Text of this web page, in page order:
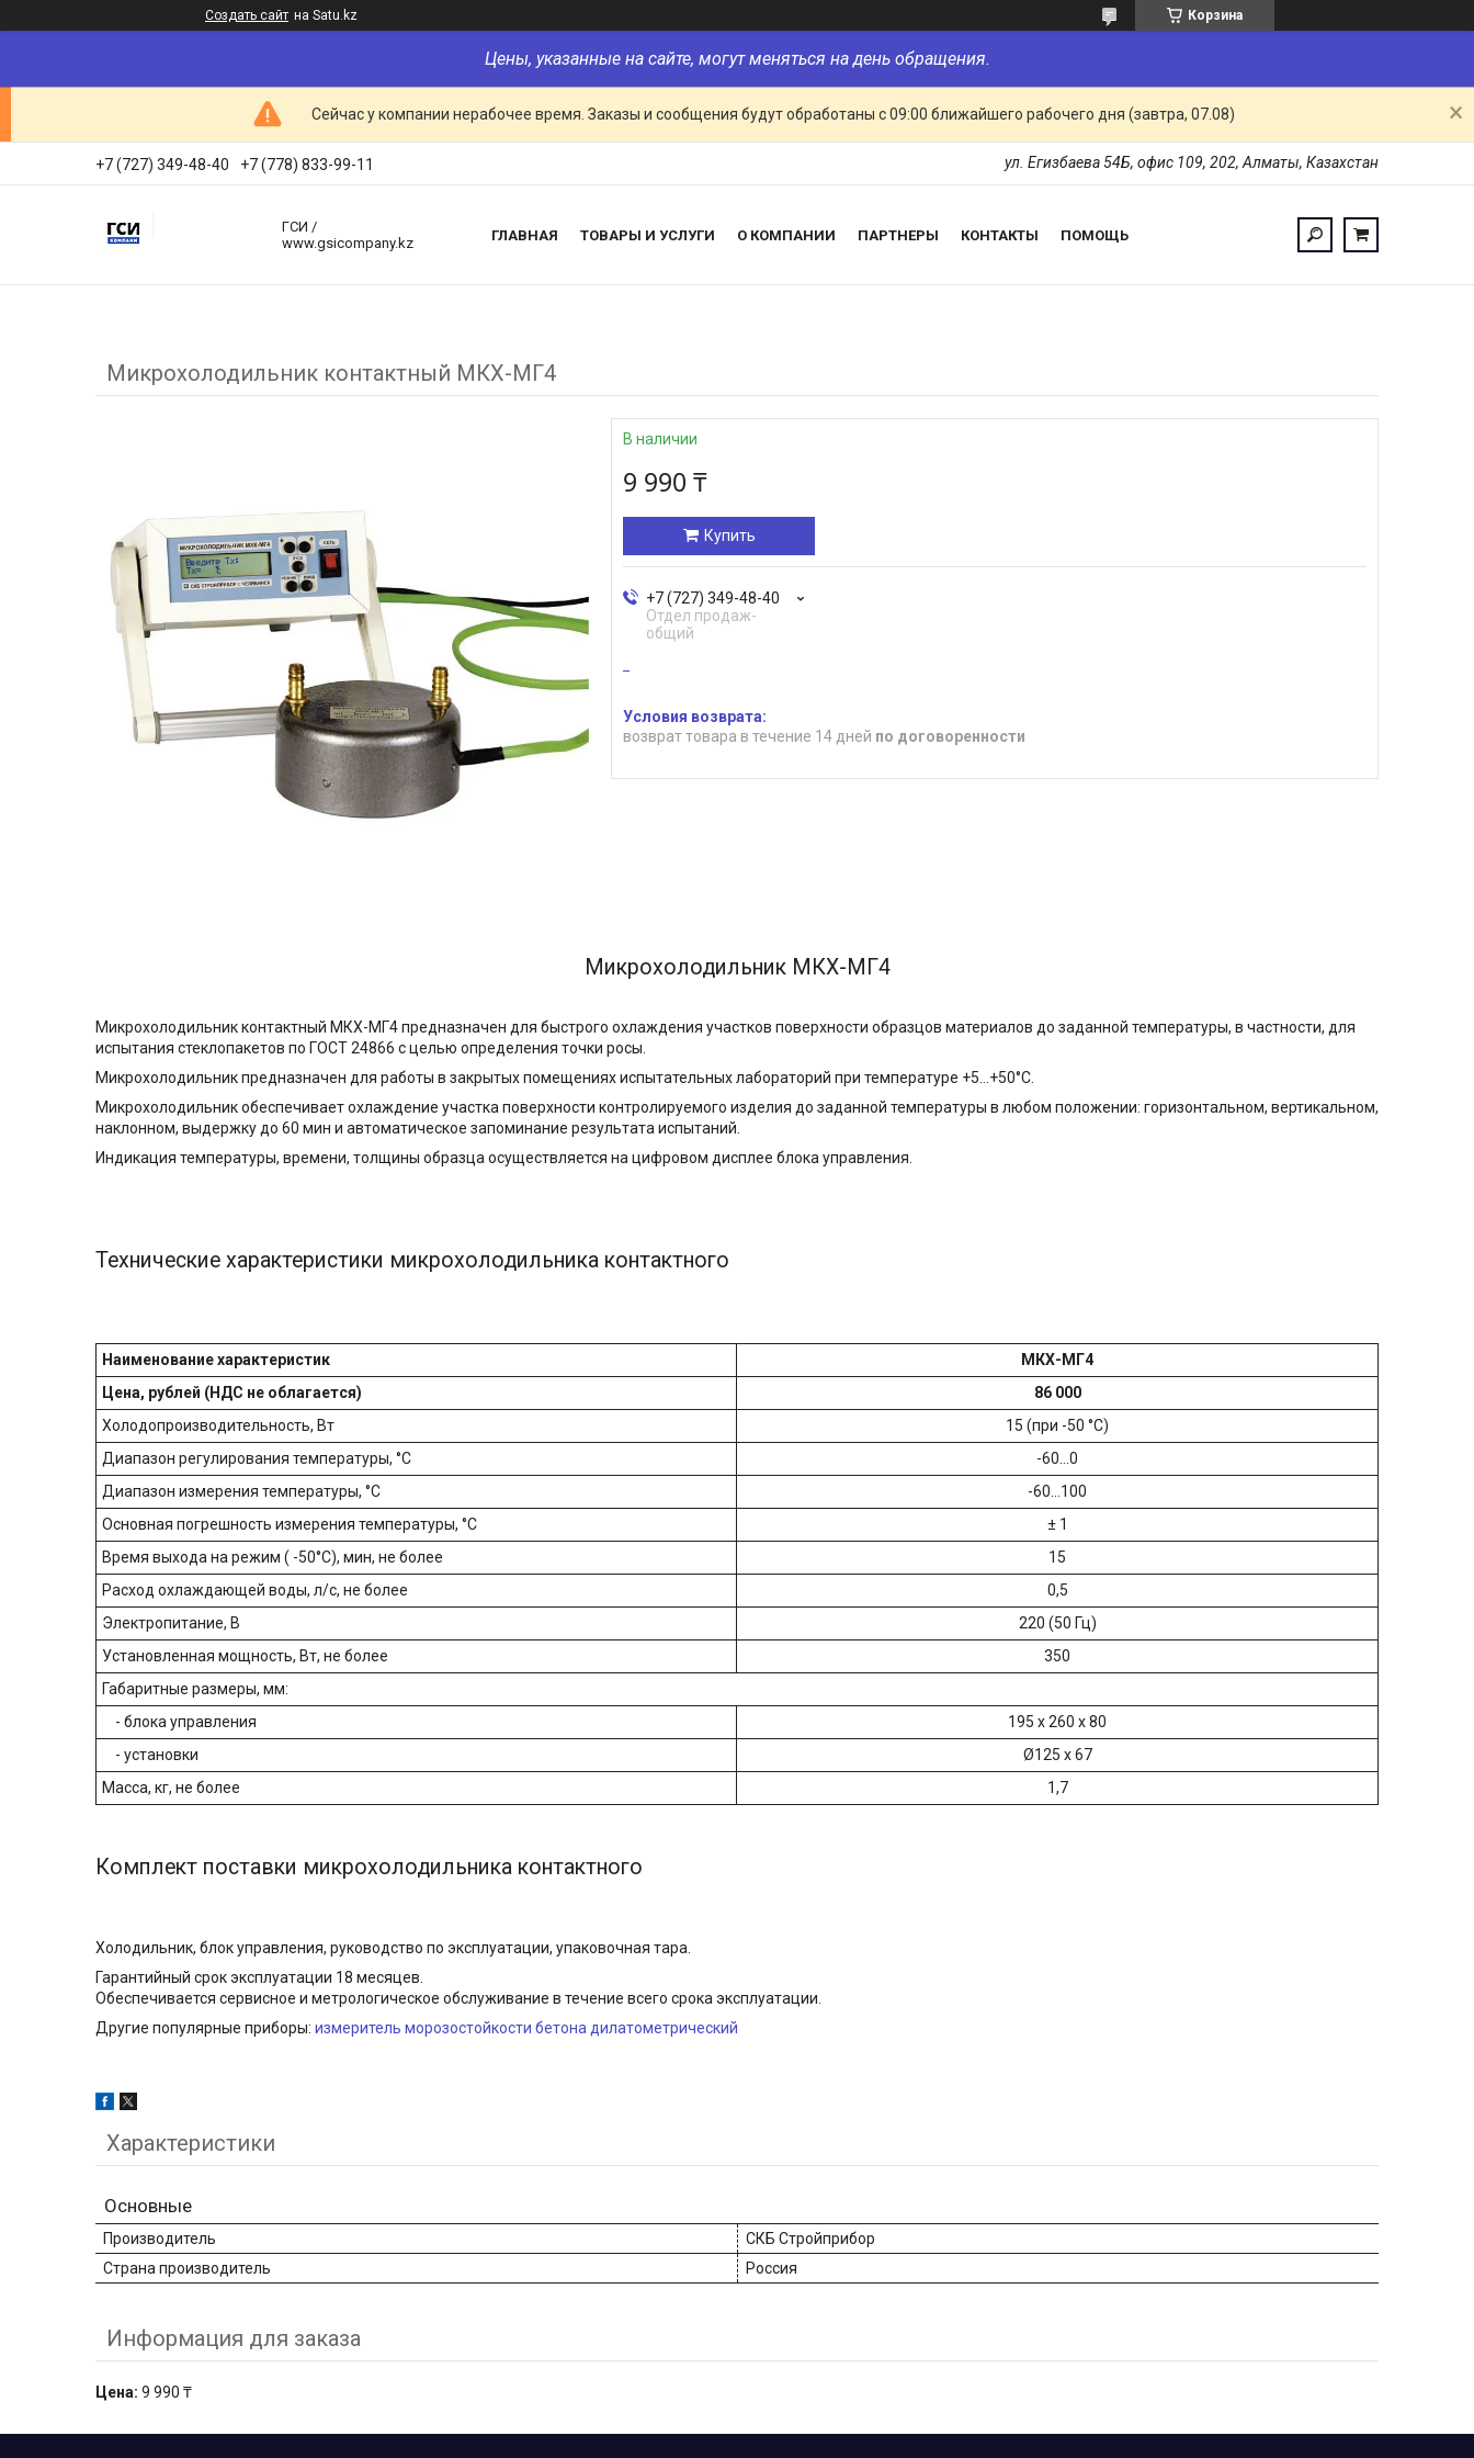
Создать сайт на Satu.kz Корзина
Цены, указанные на сайте, могут меняться на день обращения.
Сейчас у компании нерабочее время. Заказы и сообщения будут обработаны с 09:00 ближайшего рабочего дня (завтра, 07.08)
+7 (727) 349-48-40 +7 (778) 833-99-11 ул. Егизбаева 54Б, офис 109, 202, Алматы, Казахстан
ГСИ /
www.gsicompany.kz
ГЛАВНАЯ ТОВАРЫ И УСЛУГИ О КОМПАНИИ ПАРТНЕРЫ КОНТАКТЫ ПОМОЩЬ
Микрохолодильник контактный МКХ-МГ4
В наличии
9 990 ₸
Купить
+7 (727) 349-48-40
Отдел продаж-
общий
возврат товара в течение 14 дней по договоренности
Микрохолодильник МКХ-МГ4
Микрохолодильник контактный МКХ-МГ4 предназначен для быстрого охлаждения участков поверхности образцов материалов до заданной температуры, в частности, для
испытания стеклопакетов по ГОСТ 24866 с целью определения точки росы.
Микрохолодильник предназначен для работы в закрытых помещениях испытательных лабораторий при температуре +5…+50°С.
Микрохолодильник обеспечивает охлаждение участка поверхности контролируемого изделия до заданной температуры в любом положении: горизонтальном, вертикальном,
наклонном, выдержку до 60 мин и автоматическое запоминание результата испытаний.
Индикация температуры, времени, толщины образца осуществляется на цифровом дисплее блока управления.
Технические характеристики микрохолодильника контактного
Наименование характеристик
МКХ-МГ4
Цена, рублей (НДС не облагается)
86 000
Холодопроизводительность, Вт
15 (при -50 °С)
Диапазон регулирования температуры, °С
-60…0
Диапазон измерения температуры, °С
-60…100
Основная погрешность измерения температуры, °С
± 1
Время выхода на режим ( -50°С), мин, не более
15
Расход охлаждающей воды, л/с, не более
0,5
Электропитание, В
220 (50 Гц)
Установленная мощность, Вт, не более
350
Габаритные размеры, мм:
- блока управления
195 x 260 x 80
- установки
Ø125 x 67
Масса, кг, не более
1,7
Комплект поставки микрохолодильника контактного
Холодильник, блок управления, руководство по эксплуатации, упаковочная тара.
Гарантийный срок эксплуатации 18 месяцев.
Обеспечивается сервисное и метрологическое обслуживание в течение всего срока эксплуатации.
Другие популярные приборы: измеритель морозостойкости бетона дилатометрический
Характеристики
Основные
Производитель
СКБ Стройприбор
Страна производитель
Россия
Информация для заказа
Цена: 9 990 ₸